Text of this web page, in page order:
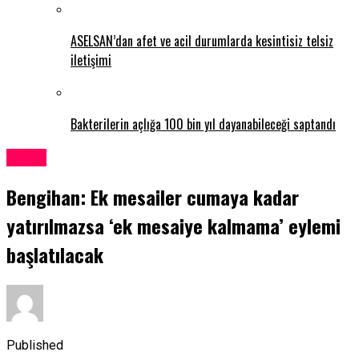
ASELSAN’dan afet ve acil durumlarda kesintisiz telsiz
iletişimi
Bakterilerin açlığa 100 bin yıl dayanabileceği saptandı
Bengihan: Ek mesailer cumaya kadar
yatırılmazsa ‘ek mesaiye kalmama’ eylemi
başlatılacak
Published